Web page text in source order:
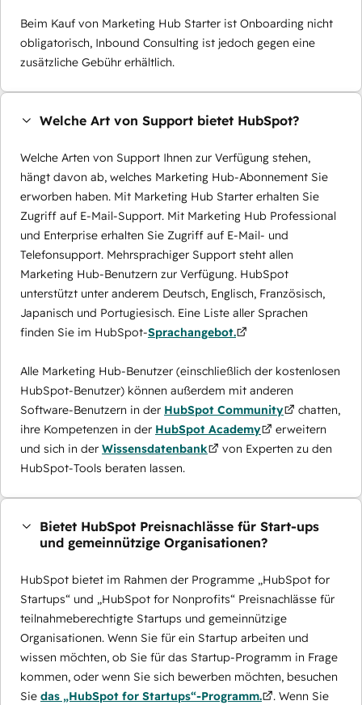
Beim Kauf von Marketing Hub Starter ist Onboarding nicht
obligatorisch, Inbound Consulting ist jedoch gegen eine
zusätzliche Gebühr erhältlich.
Welche Art von Support bietet HubSpot?
Welche Arten von Support Ihnen zur Verfügung stehen,
hängt davon ab, welches Marketing Hub-Abonnement Sie
erworben haben. Mit Marketing Hub Starter erhalten Sie
Zugriff auf E-Mail-Support. Mit Marketing Hub Professional
und Enterprise erhalten Sie Zugriff auf E-Mail- und
Telefonsupport. Mehrsprachiger Support steht allen
Marketing Hub-Benutzern zur Verfügung. HubSpot
unterstützt unter anderem Deutsch, Englisch, Französisch,
Japanisch und Portugiesisch. Eine Liste aller Sprachen
finden Sie im HubSpot-Sprachangebot.
Alle Marketing Hub-Benutzer (einschließlich der kostenlosen
HubSpot-Benutzer) können außerdem mit anderen
Software-Benutzern in der HubSpot Community
chatten,
ihre Kompetenzen in der HubSpot Academy
erweitern
und sich in der Wissensdatenbank
von Experten zu den
HubSpot-Tools beraten lassen.
Bietet HubSpot Preisnachlässe für Start-ups
und gemeinnützige Organisationen?
HubSpot bietet im Rahmen der Programme „HubSpot for
Startups“ und „HubSpot for Nonprofits“ Preisnachlässe für
teilnahmeberechtigte Startups und gemeinnützige
Organisationen. Wenn Sie für ein Startup arbeiten und
wissen möchten, ob Sie für das Startup-Programm in Frage
kommen, oder wenn Sie sich bewerben möchten, besuchen
Sie das „HubSpot for Startups“-Programm.
. Wenn Sie